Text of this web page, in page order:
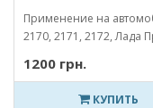
Применение на
2170, 2171, 2172, Лада
1200 грн.
КУПИТЬ